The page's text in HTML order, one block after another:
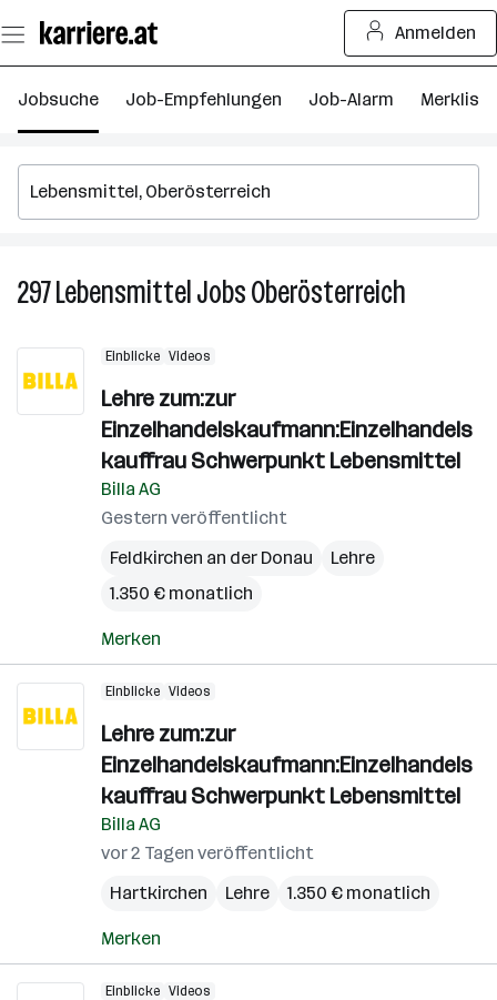
Seiteninhalt
springen
Anmelden
Jobsuche Job-Empfehlungen Job-Alarm Merkliste
297LebensmittelJobsOberösterreich
Einblicke Videos
Lehre zum:zur
Einzelhandelskaufmann:Einzelhandels
kauffrau Schwerpunkt Lebensmittel
Billa AG
Gestern veröffentlicht
Feldkirchen an der Donau
Lehre
1.350 € monatlich
Merken
Einblicke Videos
Lehre zum:zur
Einzelhandelskaufmann:Einzelhandels
kauffrau Schwerpunkt Lebensmittel
Billa AG
vor 2 Tagen veröffentlicht
Hartkirchen
Lehre 1.350 € monatlich
Merken
Einblicke Videos